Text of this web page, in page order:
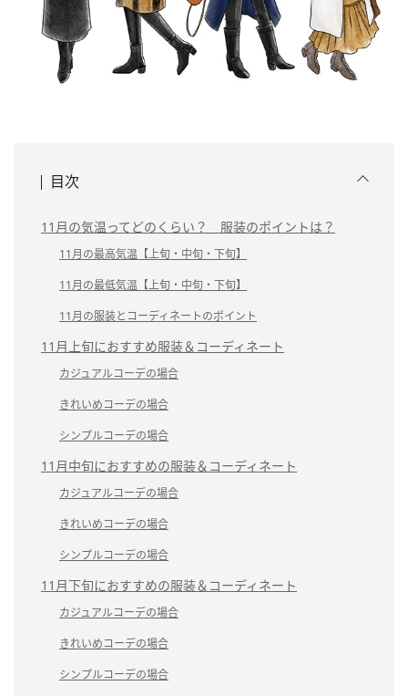
目次
11月の気温ってどのくらい？ 服装のポイントは？
11月の最高気温【上旬・中旬・下旬】
11月の最低気温【上旬・中旬・下旬】
11月の服装とコーディネートのポイント
11月上旬におすすめ服装＆コーディネート
カジュアルコーデの場合
きれいめコーデの場合
シンプルコーデの場合
11月中旬におすすめの服装＆コーディネート
カジュアルコーデの場合
きれいめコーデの場合
シンプルコーデの場合
11月下旬におすすめの服装＆コーディネート
カジュアルコーデの場合
きれいめコーデの場合
シンプルコーデの場合